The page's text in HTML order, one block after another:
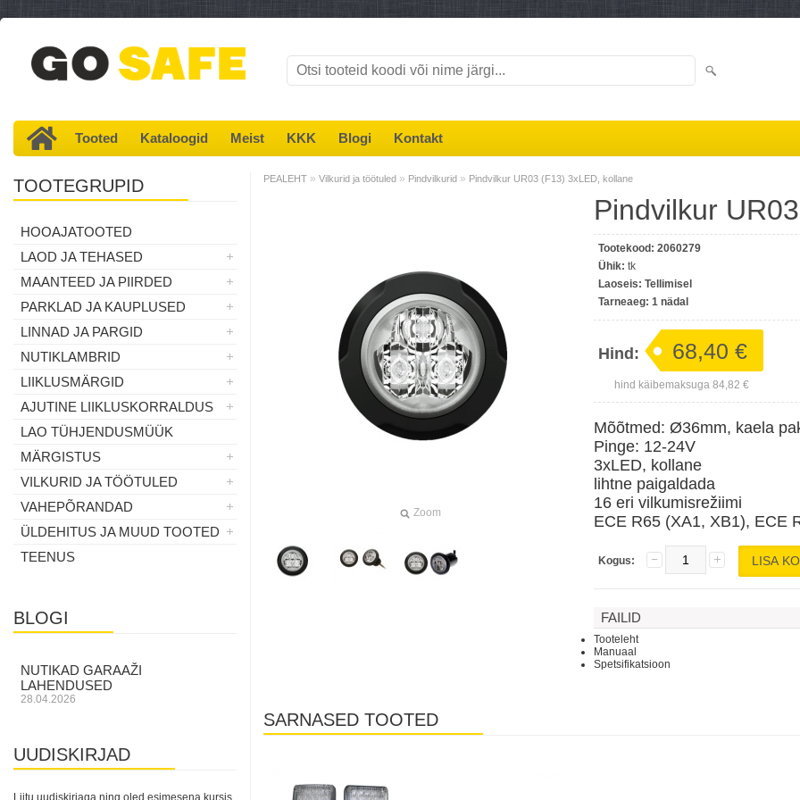
Tooted Kataloogid Meist KKK Blogi Kontakt
TOOTEGRUPID
HOOAJATOOTED
LAOD JA TEHASED
MAANTEED JA PIIRDED
PARKLAD JA KAUPLUSED
LINNAD JA PARGID
NUTIKLAMBRID
LIIKLUSMÄRGID
AJUTINE LIIKLUSKORRALDUS
LAO TÜHJENDUSMÜÜK
MÄRGISTUS
VILKURID JA TÖÖTULED
VAHEPÕRANDAD
ÜLDEHITUS JA MUUD TOOTED
TEENUS
BLOGI
NUTIKAD GARAAŽI
LAHENDUSED
28.04.2026
UUDISKIRJAD
Liitu uudiskirjaga ning oled esimesena kursis
PEALEHT » Vilkurid ja töötuled » Pindvilkurid » Pindvilkur UR03 (F13) 3xLED, kollane
Zoom
Pindvilkur
Tootekood: 2060279
Ühik: tk
Laoseis: Tellimisel
Tarneaeg: 1 nädal
Hind: 68,40 €
hind käibemaksuga 84,82 €
Mõõtmed: Ø36mm, kaela
Pinge: 12-24V
3xLED, kollane
lihtne paigaldada
16 eri vilkumisrežiimi
ECE R65 (XA1, XB1), ECE
Kogus:
FAILID
Tooteleht
Manuaal
Spetsifikatsioon
SARNASED TOOTED
Laos